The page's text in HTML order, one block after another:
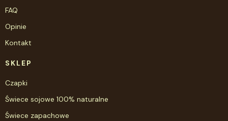
FAQ
Opinie
Kontakt
SKLEP
Czapki
Świece sojowe 100% naturalne
Świece zapachowe